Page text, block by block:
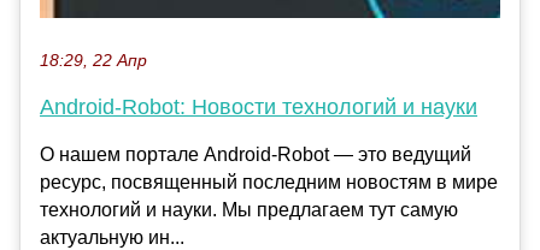
18:29, 22 Апр
Android-Robot: Новости технологий и науки
О нашем портале Android-Robot — это ведущий
ресурс, посвященный последним новостям в мире
технологий и науки. Мы предлагаем тут самую
актуальную ин...